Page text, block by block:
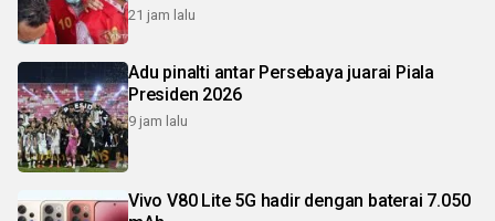
21 jam lalu
Adu pinalti antar Persebaya juarai Piala
Presiden 2026
9 jam lalu
Vivo V80 Lite 5G hadir dengan baterai 7.050